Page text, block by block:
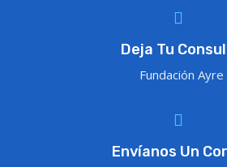
Deja Tu
Fundación Ayre
Envíanos Un